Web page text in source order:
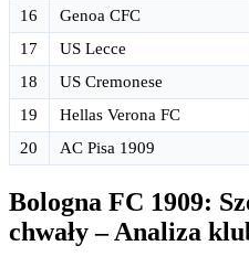
16
Genoa CFC
17
US Lecce
18
US Cremonese
19
Hellas Verona FC
20
AC Pisa 1909
Bologna FC 1909:
chwały – Analiza